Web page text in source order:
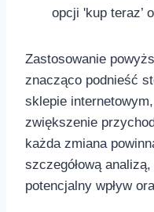
opcji 'kup teraz’​
Zastosowanie
⁢znacząco podnieść
sklepie
zwiększenie
każda zmiana
szczegółową
potencjalny wpływ